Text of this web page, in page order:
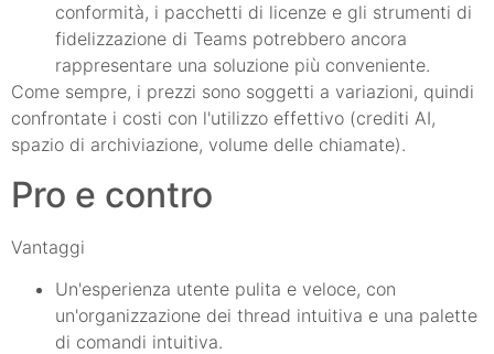
conformità, i pacchetti di licenze e gli strumenti di
fidelizzazione di Teams potrebbero ancora
rappresentare una soluzione più conveniente.
Come sempre, i prezzi sono soggetti a variazioni, quindi
confrontate i costi con l'utilizzo effettivo (crediti AI,
spazio di archiviazione, volume delle chiamate).
Pro e contro
Vantaggi
Un'esperienza utente pulita e veloce, con
un'organizzazione dei thread intuitiva e una palette
di comandi intuitiva.